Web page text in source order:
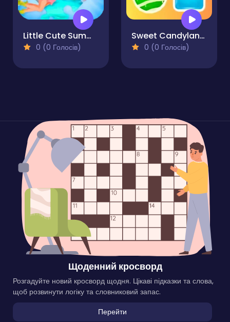
Little Cute Summer Fairies Puzzle
0 (0 Голосів)
Sweet Candyland World
0 (0 Голосів)
Щоденний кросворд
Розгадуйте новий кросворд щодня. Цікаві підказки та слова,
щоб розвинути логіку та словниковий запас.
Перейти